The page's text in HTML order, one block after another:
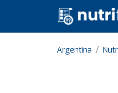
Argentina